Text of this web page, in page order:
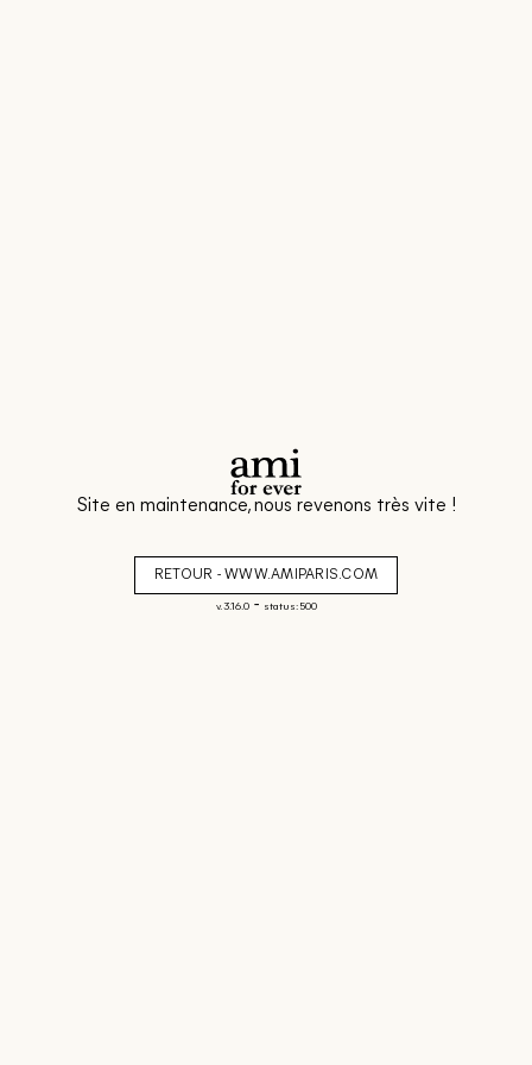
Site en maintenance, nous revenons très vite !
RETOUR - WWW.AMIPARIS.COM
v. 3.16.0- status: 500